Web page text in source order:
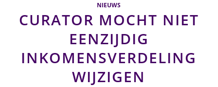
NIEUWS
CURATOR MOCHT NIET
EENZIJDIG
INKOMENSVERDELING
WIJZIGEN